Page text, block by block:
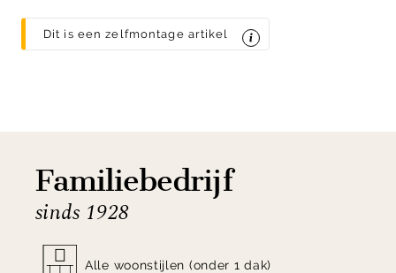
Dit is een zelfmontage artikel
Familiebedrijf
sinds 1928
Alle woonstijlen (onder 1 dak)